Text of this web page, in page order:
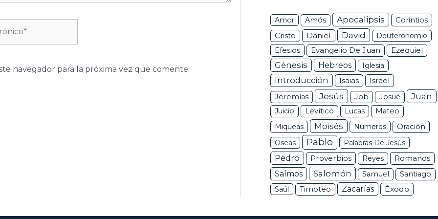
navegador para la próxima vez que comente.
Amor Amós Apocalipsis Corintios
Cristo Daniel David Deuteronomio
Efesios Evangelio De Juan Ezequiel
Génesis Hebreos Iglesia
Introducción Isaias Israel
Jeremías Jesús Job Josué Juan
Juicio Levítico Lucas
Mateo
Miqueas
Moisés Números
Oración
Oseas
Pablo Palabras De Jesús
Pedro Proverbios Reyes
Romanos
Salmos
Salomón Samuel
Santiago
Saúl
Timoteo Zacarías Éxodo